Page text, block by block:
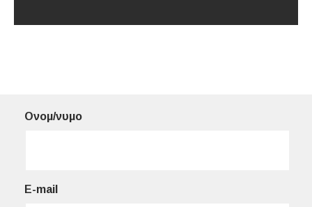
Ονομ/νυμο
E-mail